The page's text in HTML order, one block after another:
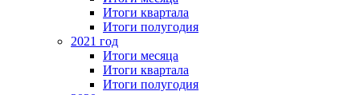
Итоги квартала
Итоги полугодия
2021 год
Итоги месяца
Итоги квартала
Итоги полугодия